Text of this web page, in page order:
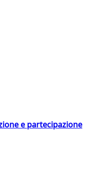
e partecipazione